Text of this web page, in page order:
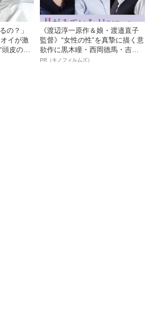
の？」
イが激
皮のニ
す
《渡辺淳一原作＆娘・渡邉直子
監督》“女性の性”を真摯に描く意
欲作に黒木瞳・西岡德馬・吉田
羊が出演決定！《映画『月がみ
PR（キノフィルムズ）